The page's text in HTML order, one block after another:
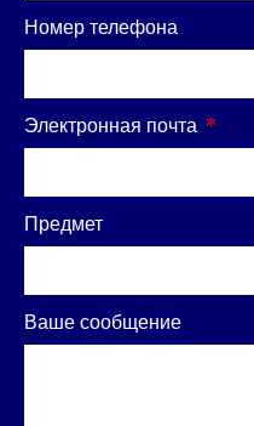
Номер телефона
Электронная почта
Предмет
Ваше сообщение